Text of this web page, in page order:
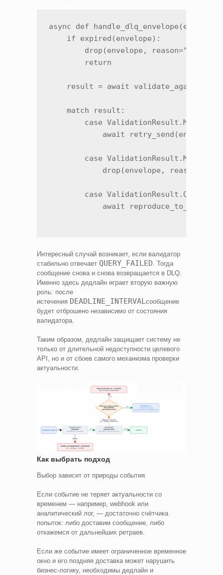
async def
    if expired(envelope):
drop(envelope,
        return
result = await
    match result:
        case ValidationResult.MATCH:
            await retry_send(envelope)
        case ValidationResult.MISMATCH:
drop(envelope,
case
Интересный случай возникает, если валидатор
стабильно отвечает QUERY_FAILED. Тогда
сообщение снова и снова возвращается в DLQ.
Именно здесь дедлайн играет вторую важную
роль: после
истечения DEADLINE_INTERVALсообщение
будет отброшено независимо от состояния
валидатора.
Таким образом, дедлайн защищает систему не
только от длительной недоступности целевого
API, но и от сбоев самого механизма проверки
актуальности.
Как выбрать подход
Выбор зависит от природы события.
Если событие не теряет актуальности со
временем — например, webhook или
аналитический лог, — достаточно счётчика
попыток: либо доставим сообщение, либо
откажемся от дальнейших ретраев.
Если же событие имеет ограниченное временное
окно и его поздняя доставка может нарушить
бизнес-логику, необходимы дедлайн и